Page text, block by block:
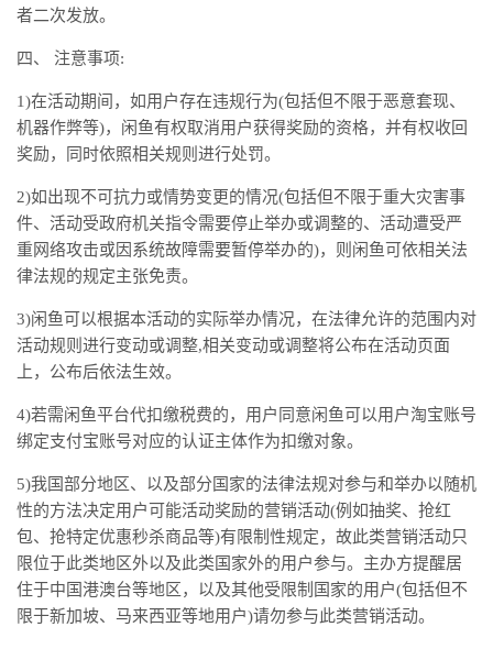
者二次发放。
四、 注意事项:
1)在活动期间，如用户存在违规行为(包括但不限于恶意套现、
机器作弊等)，闲鱼有权取消用户获得奖励的资格，并有权收回
奖励，同时依照相关规则进行处罚。
2)如出现不可抗力或情势变更的情况(包括但不限于重大灾害事
件、活动受政府机关指令需要停止举办或调整的、活动遭受严
重网络攻击或因系统故障需要暂停举办的)，则闲鱼可依相关法
律法规的规定主张免责。
3)闲鱼可以根据本活动的实际举办情况，在法律允许的范围内对
活动规则进行变动或调整,相关变动或调整将公布在活动页面
上，公布后依法生效。
4)若需闲鱼平台代扣缴税费的，用户同意闲鱼可以用户淘宝账号
绑定支付宝账号对应的认证主体作为扣缴对象。
5)我国部分地区、以及部分国家的法律法规对参与和举办以随机
性的方法决定用户可能活动奖励的营销活动(例如抽奖、抢红
包、抢特定优惠秒杀商品等)有限制性规定，故此类营销活动只
限位于此类地区外以及此类国家外的用户参与。主办方提醒居
住于中国港澳台等地区，以及其他受限制国家的用户(包括但不
限于新加坡、马来西亚等地用户)请勿参与此类营销活动。